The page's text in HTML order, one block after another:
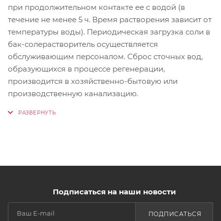
при продолжительном контакте ее с водой (в
течение не менее 5 ч. Время растворения зависит от
температуры воды). Периодическая загрузка соли в
бак-солерастворитель осуществляется
обслуживающим персоналом. Сброс сточных вод,
образующихся в процессе регенерации,
производится в хозяйственно-бытовую или
производственную канализацию.
Подписаться на наши новости
ПОДПИСАТЬСЯ